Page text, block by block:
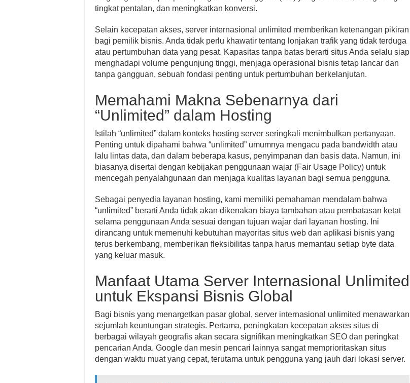
tingkat pentalan, dan meningkatkan konversi.
Selain kecepatan akses, server internasional unlimited memberikan ketenangan pikiran
bagi pemilik bisnis. Anda tidak perlu khawatir tentang lonjakan trafik yang tidak terduga
atau pertumbuhan data yang pesat. Kapasitas tanpa batas berarti situs Anda selalu siap
menghadapi volume pengunjung tinggi, menjaga operasional bisnis tetap lancar dan
tanpa gangguan, sebuah fondasi penting untuk pertumbuhan berkelanjutan.
Memahami Makna Sebenarnya dari
“Unlimited” dalam Hosting
Istilah “unlimited” dalam konteks hosting server seringkali menimbulkan pertanyaan.
Penting untuk dipahami bahwa “unlimited” umumnya mengacu pada bandwidth atau
lalu lintas data, dan dalam beberapa kasus, penyimpanan dan basis data. Namun, ini
biasanya disertai dengan kebijakan penggunaan wajar (Fair Usage Policy) untuk
mencegah penyalahgunaan dan menjaga kualitas layanan bagi semua pengguna.
Sebagai penyedia layanan hosting, kami memiliki pemahaman mendalam bahwa
“unlimited” berarti Anda tidak akan dikenakan biaya tambahan atau pembatasan ketat
selama penggunaan Anda sesuai dengan tujuan wajar dari layanan hosting. Ini
dirancang untuk memenuhi kebutuhan mayoritas situs web dan aplikasi bisnis yang
terus berkembang, memberikan fleksibilitas tanpa harus memantau setiap byte data
yang keluar masuk.
Manfaat Utama Server Internasional Unlimited
untuk Ekspansi Bisnis Global
Bagi bisnis yang menargetkan pasar global, server internasional unlimited menawarkan
sejumlah keuntungan strategis. Pertama, peningkatan kecepatan akses situs di
berbagai wilayah geografis akan secara signifikan meningkatkan SEO dan peringkat
pencarian Anda. Google dan mesin pencari lainnya sangat memprioritaskan situs
dengan waktu muat yang cepat, terutama untuk pengguna yang jauh dari lokasi server.